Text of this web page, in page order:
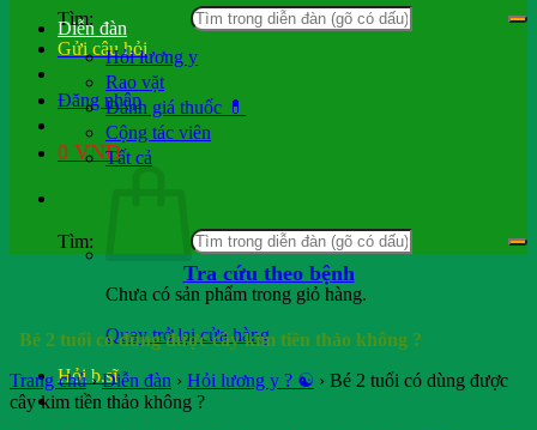
Tìm:
Gửi câu hỏi
Đăng nhập
0 VND
Chưa có sản phẩm trong giỏ hàng.
Quay trở lại cửa hàng
Hỏi b.sĩ
Diễn đàn
Hỏi lương y
Rao vặt
Đánh giá thuốc 💊
Cộng tác viên
Tất cả
Tìm:
Tra cứu theo bệnh
Bé 2 tuổi có dùng được cây kim tiền thảo không ?
Trang chủ › Diễn đàn › Hỏi lương y ? ☯️ › Bé 2 tuổi có dùng được
cây kim tiền thảo không ?